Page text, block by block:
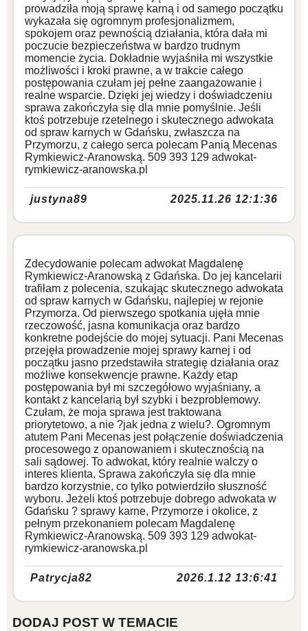
prowadziła moją sprawę karną i od samego początku
wykazała się ogromnym profesjonalizmem,
spokojem oraz pewnością działania, która dała mi
poczucie bezpieczeństwa w bardzo trudnym
momencie życia. Dokładnie wyjaśniła mi wszystkie
możliwości i kroki prawne, a w trakcie całego
postępowania czułam jej pełne zaangażowanie i
realne wsparcie. Dzięki jej wiedzy i doświadczeniu
sprawa zakończyła się dla mnie pomyślnie. Jeśli
ktoś potrzebuje rzetelnego i skutecznego adwokata
od spraw karnych w Gdańsku, zwłaszcza na
Przymorzu, z całego serca polecam Panią Mecenas
Rymkiewicz-Aranowską. 509 393 129 adwokat-
rymkiewicz-aranowska.pl
justyna89 2025.11.26 12:1:36
Zdecydowanie polecam adwokat Magdalenę
Rymkiewicz-Aranowską z Gdańska. Do jej kancelarii
trafiłam z polecenia, szukając skutecznego adwokata
od spraw karnych w Gdańsku, najlepiej w rejonie
Przymorza. Od pierwszego spotkania ujęła mnie
rzeczowość, jasna komunikacja oraz bardzo
konkretne podejście do mojej sytuacji. Pani Mecenas
przejęła prowadzenie mojej sprawy karnej i od
początku jasno przedstawiła strategię działania oraz
możliwe konsekwencje prawne. Każdy etap
postępowania był mi szczegółowo wyjaśniany, a
kontakt z kancelarią był szybki i bezproblemowy.
Czułam, że moja sprawa jest traktowana
priorytetowo, a nie ?jak jedna z wielu?. Ogromnym
atutem Pani Mecenas jest połączenie doświadczenia
procesowego z opanowaniem i skutecznością na
sali sądowej. To adwokat, który realnie walczy o
interes klienta. Sprawa zakończyła się dla mnie
bardzo korzystnie, co tylko potwierdziło słuszność
wyboru. Jeżeli ktoś potrzebuje dobrego adwokata w
Gdańsku ? sprawy karne, Przymorze i okolice, z
pełnym przekonaniem polecam Magdalenę
Rymkiewicz-Aranowską. 509 393 129 adwokat-
rymkiewicz-aranowska.pl
Patrycja82 2026.1.12 13:6:41
DODAJ POST W TEMACIE